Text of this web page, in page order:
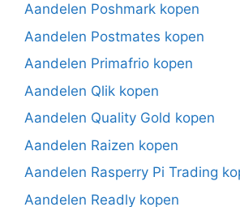
Aandelen Poshmark kopen
Aandelen Postmates kopen
Aandelen Primafrio kopen
Aandelen Qlik kopen
Aandelen Quality Gold kopen
Aandelen Raizen kopen
Aandelen Rasperry Pi Trading
Aandelen Readly kopen